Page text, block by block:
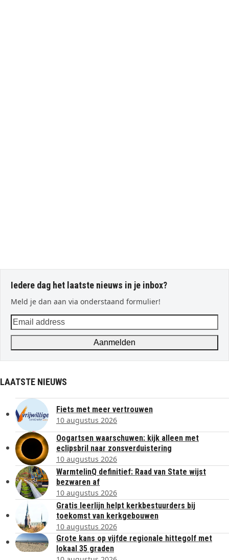
Iedere dag het laatste nieuws in je inbox?
Meld je dan aan via onderstaand formulier!
Email
address
Aanmelden
LAATSTE NIEUWS
Fiets met meer vertrouwen
10 augustus 2026
Oogartsen waarschuwen: kijk alleen met
eclipsbril naar zonsverduistering
10 augustus 2026
WarmtelinQ definitief: Raad van State wijst
bezwaren af
10 augustus 2026
Gratis leerlijn helpt kerkbestuurders bij
toekomst van kerkgebouwen
10 augustus 2026
Grote kans op vijfde regionale hittegolf met
lokaal 35 graden